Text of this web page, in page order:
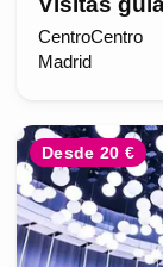
CentroCentro
Madrid
Desde 20 €